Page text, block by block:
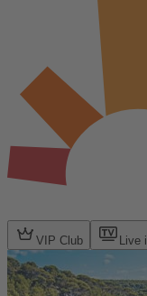
VIP Club